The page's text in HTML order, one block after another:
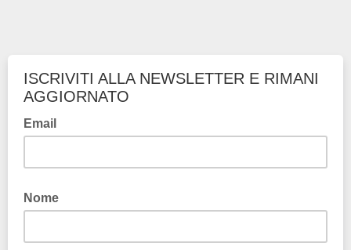
ISCRIVITI ALLA NEWSLETTER E RIMANI
AGGIORNATO
Email
Nome